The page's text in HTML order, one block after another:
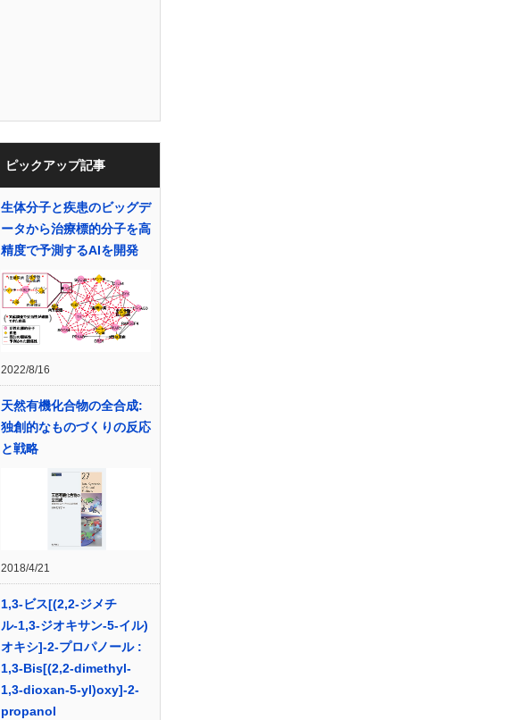
ピックアップ記事
生体分子と疾患のビッグデ
ータから治療標的分子を高
精度で予測するAIを開発
2022/8/16
天然有機化合物の全合成:
独創的なものづくりの反応
と戦略
2018/4/21
1,3-ビス[(2,2-ジメチ
ル-1,3-ジオキサン-5-イル)
オキシ]-2-プロパノール :
1,3-Bis[(2,2-dimethyl-
1,3-dioxan-5-yl)oxy]-2-
propanol